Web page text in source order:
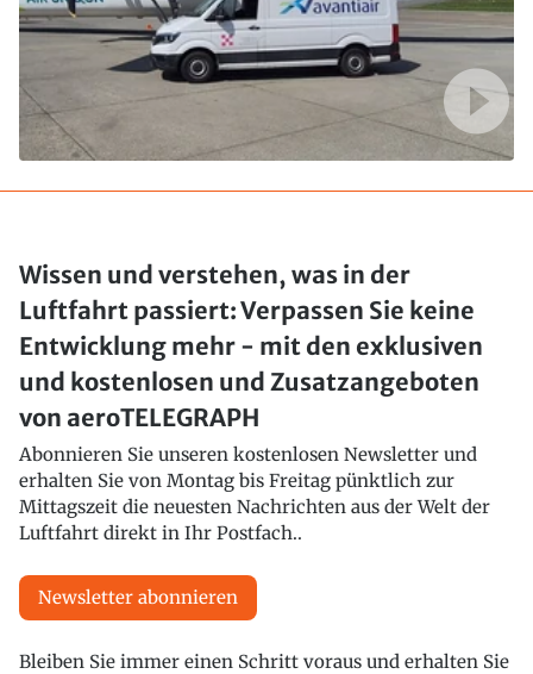
Wissen und verstehen, was in der
Luftfahrt passiert: Verpassen Sie keine
Entwicklung mehr - mit den exklusiven
und kostenlosen und Zusatzangeboten
von aeroTELEGRAPH
Abonnieren Sie unseren kostenlosen Newsletter und
erhalten Sie von Montag bis Freitag pünktlich zur
Mittagszeit die neuesten Nachrichten aus der Welt der
Luftfahrt direkt in Ihr Postfach..
Newsletter abonnieren
Bleiben Sie immer einen Schritt voraus und erhalten Sie